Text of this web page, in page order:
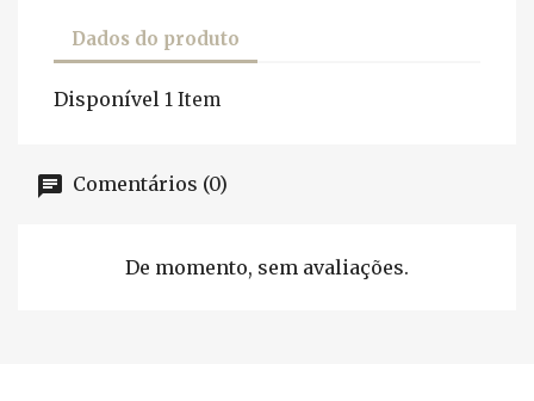
Dados do produto
Disponível 1 Item
Comentários (0)
De momento, sem avaliações.